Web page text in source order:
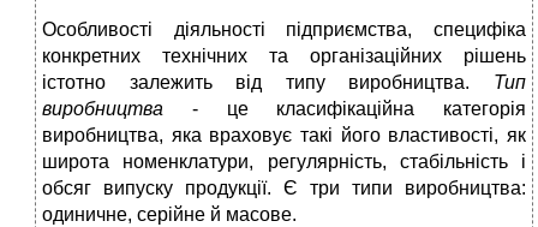
Особливості діяльності підприємства, специфіка
конкретних технічних та організаційних рішень
істотно залежить від типу виробництва. Тип
виробництва - це класифікаційна категорія
виробництва, яка враховує такі його властивості, як
широта номенклатури, регулярність, стабільність і
обсяг випуску продукції. Є три типи виробництва:
одиничне, серійне й масове.